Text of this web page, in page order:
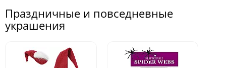
Праздничные и повседневные
украшения